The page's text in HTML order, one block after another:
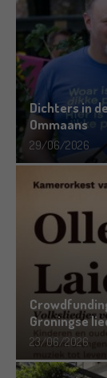
Dichters in
Ommaans
29/06/2026
Groningse
23/06/2026